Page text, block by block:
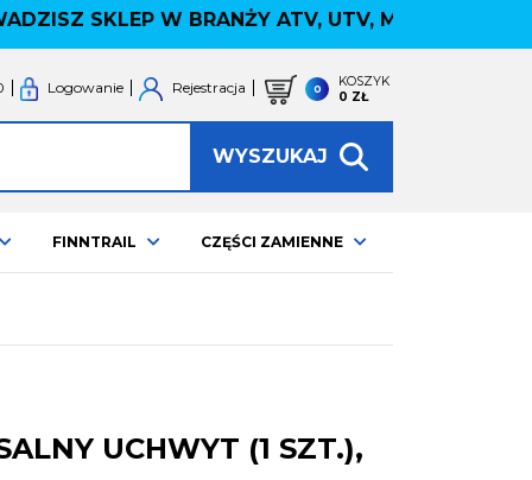
SKLEP W BRANŻY ATV, UTV,
Logowanie Rejestracja 0
KOSZYK
0 ZŁ
WYSZUKAJ
FINNTRAIL CZĘŚCI ZAMIENNE
×
Interkomy, nawigacja
Wideorejestrator Gogle
Rękawiczki
Kurtki Spodnie
Wszystkie produkty % SALE %
UCHWYT (1 SZT.),